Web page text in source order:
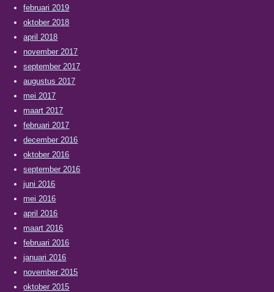
februari 2019
oktober 2018
april 2018
november 2017
september 2017
augustus 2017
mei 2017
maart 2017
februari 2017
december 2016
oktober 2016
september 2016
juni 2016
mei 2016
april 2016
maart 2016
februari 2016
januari 2016
november 2015
oktober 2015